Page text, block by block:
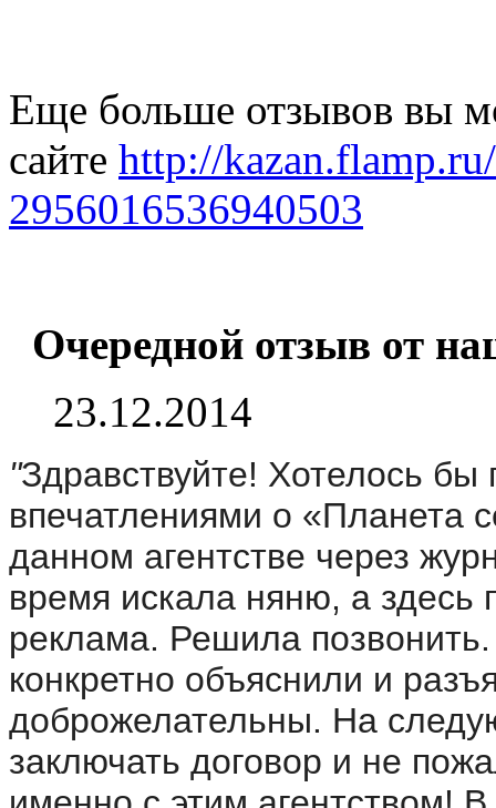
Еще больше отзывов вы
сайте http://
2956016536940503
Очередной отзыв от
23.12.2014
"Здравствуйте! Хотелось бы
впечатлениями о «Планета
данном агентстве через
время искала няню, а здесь
реклама. Решила
конкретно объяснили и
доброжелательны. На
заключать договор и не